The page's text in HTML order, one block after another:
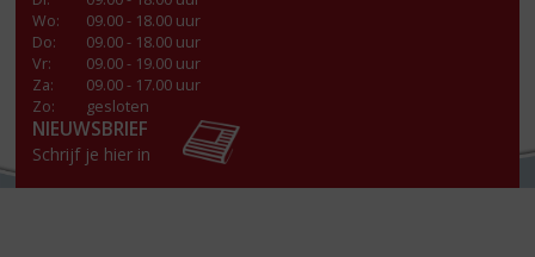
Wo:
09.00 - 18.00 uur
Do:
09.00 - 18.00 uur
Vr:
09.00 - 19.00 uur
Za:
09.00 - 17.00 uur
Zo:
gesloten
NIEUWSBRIEF
Schrijf je hier in